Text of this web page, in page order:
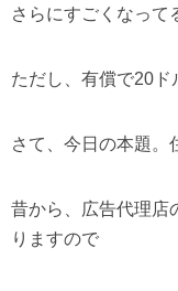
さらにすごくなって
ただし、有償で20ド
さて、今日の本題。
昔から、広告代理店
りますので